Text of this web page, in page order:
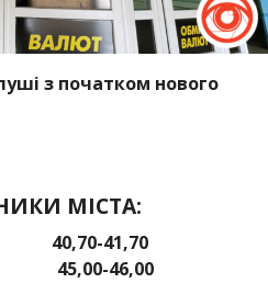
з початком нового
МІСТА:
40,70-41,70
45,00-46,00